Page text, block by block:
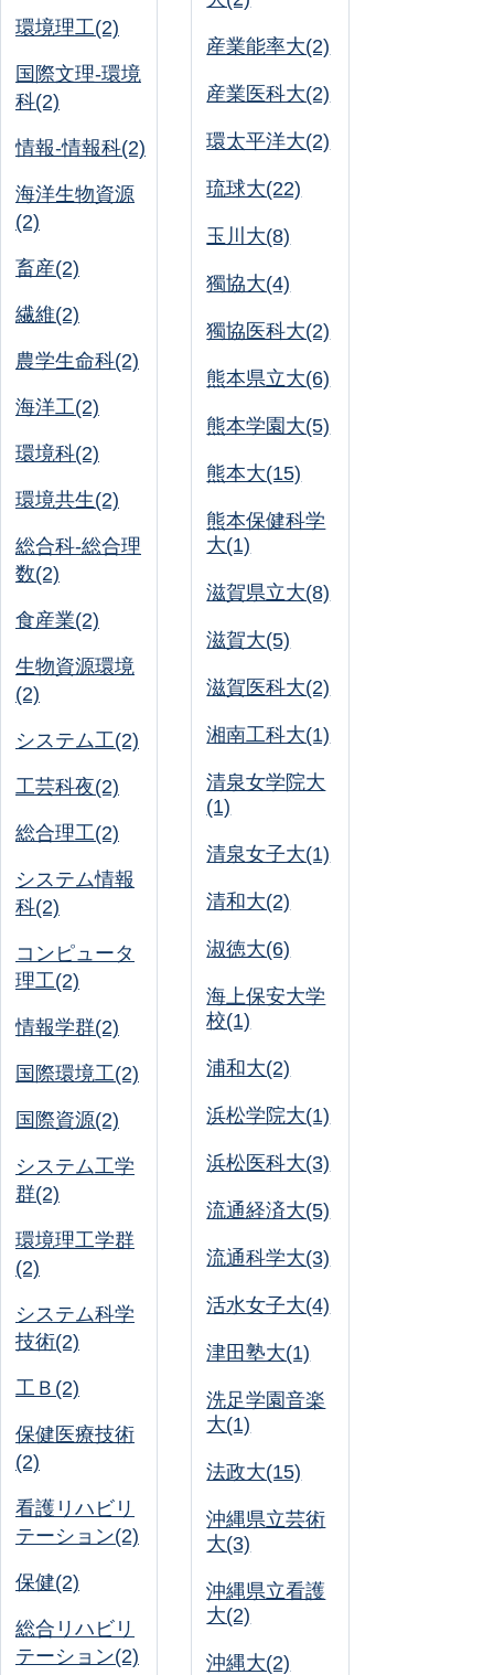
環境理工(2)
国際文理-環境
科(2)
情報-情報科(2)
海洋生物資源
(2)
畜産(2)
繊維(2)
農学生命科(2)
海洋工(2)
環境科(2)
環境共生(2)
総合科-総合理
数(2)
食産業(2)
生物資源環境
(2)
システム工(2)
工芸科夜(2)
総合理工(2)
システム情報
科(2)
コンピュータ
理工(2)
情報学群(2)
国際環境工(2)
国際資源(2)
システム工学
群(2)
環境理工学群
(2)
システム科学
技術(2)
工Ｂ(2)
保健医療技術
(2)
看護リハビリ
テーション(2)
保健(2)
総合リハビリ
テーション(2)
産業能率大(2)
産業医科大(2)
環太平洋大(2)
琉球大(22)
玉川大(8)
獨協大(4)
獨協医科大(2)
熊本県立大(6)
熊本学園大(5)
熊本大(15)
熊本保健科学
大(1)
滋賀県立大(8)
滋賀大(5)
滋賀医科大(2)
湘南工科大(1)
清泉女学院大
(1)
清泉女子大(1)
清和大(2)
淑徳大(6)
海上保安大学
校(1)
浦和大(2)
浜松学院大(1)
浜松医科大(3)
流通経済大(5)
流通科学大(3)
活水女子大(4)
津田塾大(1)
洗足学園音楽
大(1)
法政大(15)
沖縄県立芸術
大(3)
沖縄県立看護
大(2)
沖縄大(2)